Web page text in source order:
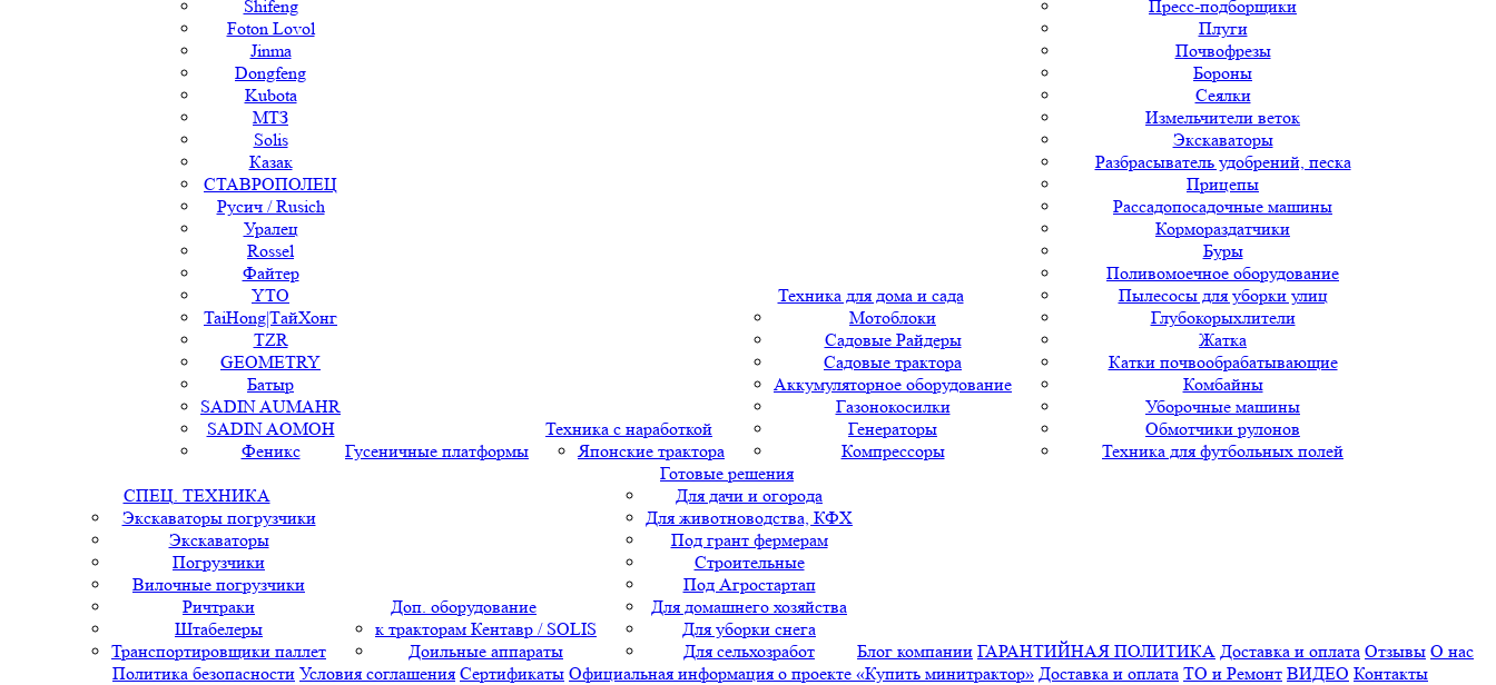
Shifeng
Foton Lovol
Jinma
Dongfeng
Kubota
МТЗ
Solis
Казак
СТАВРОПОЛЕЦ
Русич / Rusich
Уралец
Rossel
Файтер
YTO
TaiHong|ТайХонг
TZR
GEOMETRY
Батыр
SADIN AUMAHR
SADIN AOMOH
Феникс
Гусеничные платформы
Техника с наработкой
Японские трактора
Техника для дома и сада
Мотоблоки
Садовые Райдеры
Садовые трактора
Аккумуляторное оборудование
Газонокосилки
Генераторы
Компрессоры
Пресс-подборщики
Плуги
Почвофрезы
Бороны
Сеялки
Измельчители веток
Экскаваторы
Разбрасыватель удобрений, песка
Прицепы
Рассадопосадочные машины
Кормораздатчики
Буры
Поливомоечное оборудование
Пылесосы для уборки улиц
Глубокорыхлители
Жатка
Катки почвообрабатывающие
Комбайны
Уборочные машины
Обмотчики рулонов
Техника для футбольных полей
СПЕЦ. ТЕХНИКА
Экскаваторы погрузчики
Экскаваторы
Погрузчики
Вилочные погрузчики
Ричтраки
Штабелеры
Транспортировщики паллет
Доп. оборудование
к тракторам Кентавр / SOLIS
Доильные аппараты
Готовые решения
Для дачи и огорода
Для животноводства, КФХ
Под грант фермерам
Строительные
Под Агростартап
Для домашнего хозяйства
Для уборки снега
Для сельхозработ
Блог компании ГАРАНТИЙНАЯ ПОЛИТИКА Доставка и оплата Отзывы О нас
Политика безопасности Условия соглашения Сертификаты Официальная информация о проекте «Купить минитрактор» Доставка и оплата ТО и Ремонт ВИДЕО Контакты